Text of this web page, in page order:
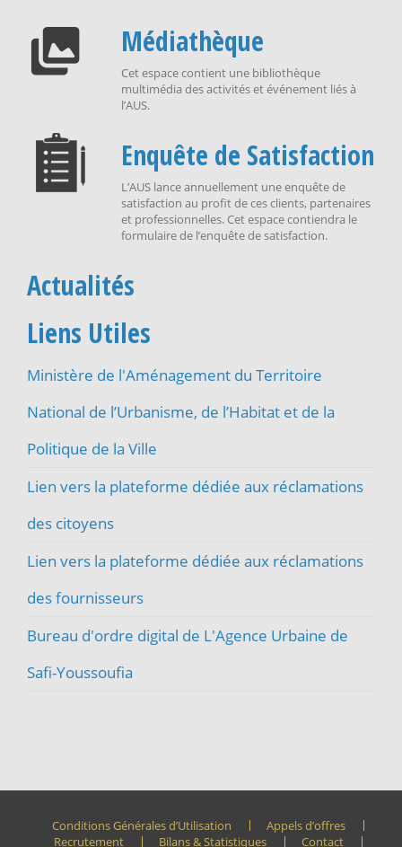
Médiathèque
Cet espace contient une bibliothèque
multimédia des activités et événement liés à
l’AUS.
Enquête de Satisfaction
L’AUS lance annuellement une enquête de
satisfaction au profit de ces clients, partenaires
et professionnelles. Cet espace contiendra le
formulaire de l’enquête de satisfaction.
Actualités
Liens Utiles
Ministère de l'Aménagement du Territoire
National de l’Urbanisme, de l’Habitat et de la
Politique de la Ville
Lien vers la plateforme dédiée aux réclamations
des citoyens
Lien vers la plateforme dédiée aux réclamations
des fournisseurs
Bureau d'ordre digital de L'Agence Urbaine de
Safi-Youssoufia
Conditions Générales d’Utilisation
Appels d’offres
Recrutement
Bilans & Statistiques Contact